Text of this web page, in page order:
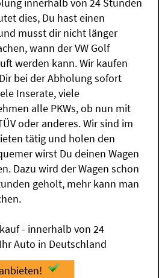
dies, Du hast einen
musst dir nicht länger
wann der VW Golf
werden kann. Wir kaufen
bei der Abholung sofort
Inserate, viele
alle PKWs, ob nun mit
oder anderes. Wir sind im
tätig und holen den
wirst Du deinen Wagen
Dazu wird der Wagen schon
geholt, mehr kann man
- innerhalb von 24
Auto in Deutschland